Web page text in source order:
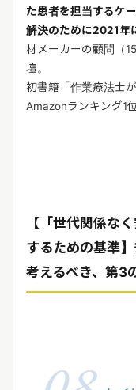
た患者を担当するケ
解決のために2021年
材メーカーの顧問（
壇。
初書籍「作業療法士
Amazonランキング1
【「世代関係な
するための基準
考えるべき、第3